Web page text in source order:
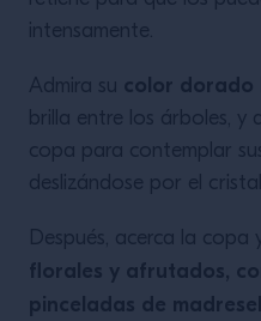
intensamente.
Admira su color dorado
brilla entre los árboles, y
copa para contemplar
deslizándose por el
Después, acerca la copa
florales y afrutados,
pinceladas de